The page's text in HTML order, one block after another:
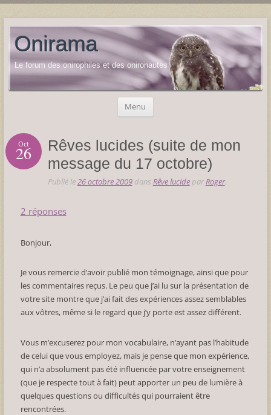
Onirama
Le forum des onirophiles et des onironautes
Menu
Oct
26
Rêves lucides (suite de mon
message du 17 octobre)
Publié le26 octobre 2009dans Rêve lucideparRoger.
2 réponses
Bonjour,
Je vous remercie d’avoir publié mon témoignage, ainsi que pour
les commentaires reçus. Le peu que j’ai lu sur la présentation de
votre site montre que j’ai fait des expériences assez semblables
aux vôtres, même si le regard que j’y porte est assez différent.
Vous m’excuserez pour mon vocabulaire, n’ayant pas l’habitude
de celui que vous employez, mais je pense que mon expérience,
qui n’a absolument pas été influencée par votre enseignement
(que je respecte tout à fait) peut apporter un peu de lumière à
quelques questions ou difficultés qui pourraient être
rencontrées.